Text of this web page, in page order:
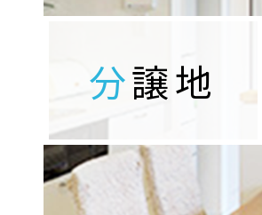
分譲地